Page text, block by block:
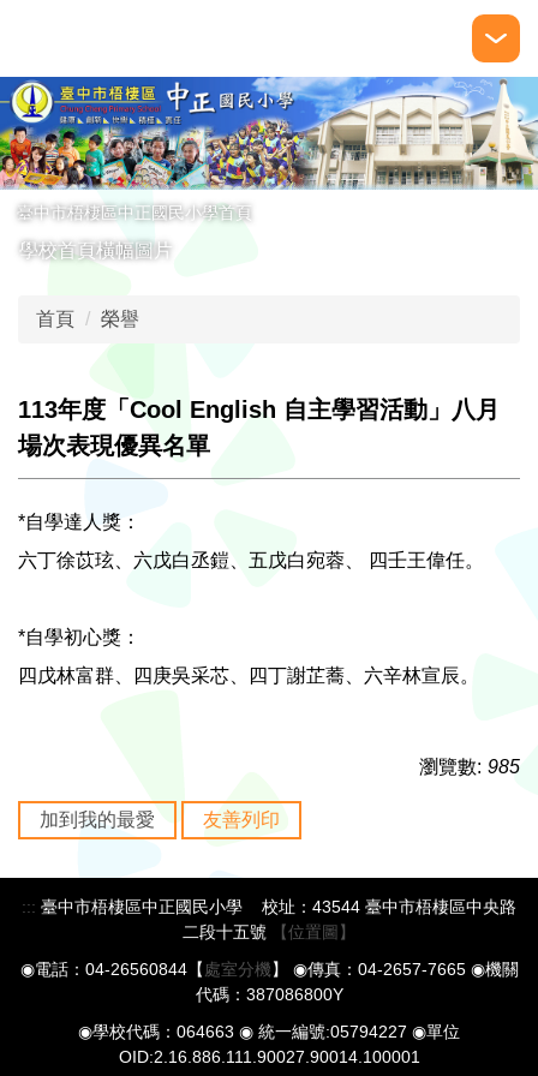
主
要
內
容
區
臺中市梧棲區中正國民小學首頁
學校首頁橫幅圖片
首頁 榮譽
113年度「Cool English 自主學習活動」八月
場次表現優異名單
*自學達人獎：
六丁徐苡玹、六戊白丞鎧、五戊白宛蓉、 四壬王偉任。
*自學初心獎：
四戊林富群、四庚吳采芯、四丁謝芷蕎、六辛林宣辰。
瀏覽數: 985
加到我的最愛 友善列印
::: 臺中市梧棲區中正國民小學 校址：43544 臺中市梧棲區中央路
二段十五號
【位置圖】
◉電話：04-26560844【 處室分機】 ◉傳真：04-2657-7665 ◉機關
代碼：387086800Y
◉學校代碼：064663 ◉ 統一編號:05794227 ◉單位
OID:2.16.886.111.90027.90014.100001